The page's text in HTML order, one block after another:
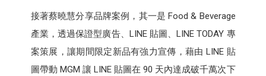
接著蔡曉慧分享品牌案例，其一是 Food & Beverage
產業，透過保證型廣告、LINE 貼圖、LINE TODAY 專
案策展，讓期間限定新品有強力宣傳，藉由 LINE 貼
圖帶動 MGM 讓 LINE 貼圖在 90 天內達成破千萬次下